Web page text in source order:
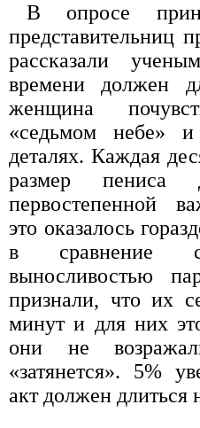
В опросе
представительниц
рассказали
времени должен
женщина
«седьмом небе»
деталях. Каждая
размер пениса
первостепенной
это оказалось
в сравнение
выносливостью
признали, что их
минут и для них
они не
«затянется». 5%
акт должен длиться